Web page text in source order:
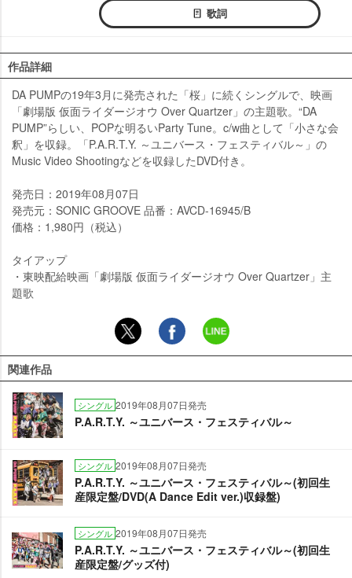
歌詞
作品詳細
DA PUMPの19年3月に発売された「桜」に続くシングルで、映画
「劇場版 仮面ライダージオウ Over Quartzer」の主題歌。“DA
PUMP”らしい、POPな明るいParty Tune。c/w曲として「小さな会
釈」を収録。「P.A.R.T.Y. ～ユニバース・フェスティバル～」の
Music Video Shootingなどを収録したDVD付き。
発売日：2019年08月07日
発売元：SONIC GROOVE 品番：AVCD-16945/B
価格：1,980円（税込）
タイアップ
・東映配給映画「劇場版 仮面ライダージオウ Over Quartzer」主
題歌
関連作品
シングル 2019年08月07日発売
P.A.R.T.Y. ～ユニバース・フェスティバル～
シングル 2019年08月07日発売
P.A.R.T.Y. ～ユニバース・フェスティバル～(初回生
産限定盤/DVD(A Dance Edit ver.)収録盤)
シングル 2019年08月07日発売
P.A.R.T.Y. ～ユニバース・フェスティバル～(初回生
産限定盤/グッズ付)